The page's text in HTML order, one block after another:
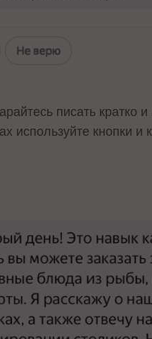
писать кратко
кнопки и